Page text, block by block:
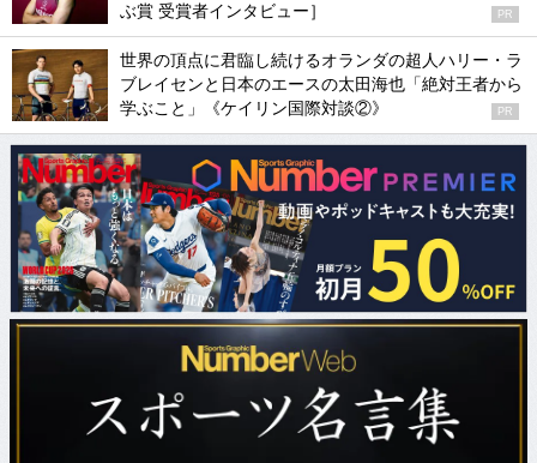
ぶ賞 受賞者インタビュー］
PR
世界の頂点に君臨し続けるオランダの超人ハリー・ラ
ブレイセンと日本のエースの太田海也「絶対王者から
学ぶこと」《ケイリン国際対談②》
PR